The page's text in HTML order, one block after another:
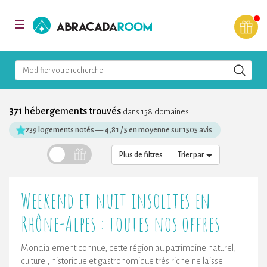
Toggle
AbracadaRoom
Modifier votre recherche
371 hébergements trouvés dans 138 domaines
239 logements notés— 4,81 / 5 en moyenne sur 1505 avis
Plus de filtres
Weekend et nuit insolites en
Rhône-Alpes : toutes nos offres
Mondialement connue, cette région au patrimoine naturel,
culturel, historique et gastronomique très riche ne laisse